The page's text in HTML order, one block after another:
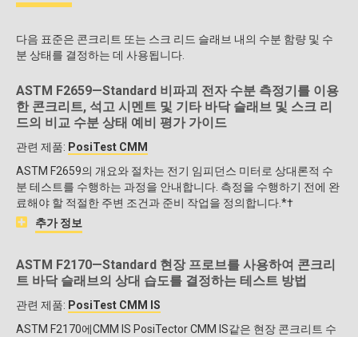
다음 표준은 콘크리트 또는 스크 리드 슬래브 내의 수분 함량 및 수
분 상태를 결정하는 데 사용됩니다.
ASTM F2659—Standard 비파괴 전자 수분 측정기를 이용
한 콘크리트, 석고 시멘트 및 기타 바닥 슬래브 및 스크 리
드의 비교 수분 상태 예비 평가 가이드
관련 제품: PosiTest CMM
ASTM F2659의 개요와 절차는 전기 임피던스 미터로 상대론적 수
분 테스트를 수행하는 과정을 안내합니다. 측정을 수행하기 전에 완
료해야 할 적절한 주변 조건과 준비 작업을 정의합니다.*†
추가 정보
ASTM F2170—Standard 현장 프로브를 사용하여 콘크리
트 바닥 슬래브의 상대 습도를 결정하는 테스트 방법
관련 제품: PosiTest CMM IS
ASTM F2170에CMM IS PosiTector CMM IS같은 현장 콘크리트 수